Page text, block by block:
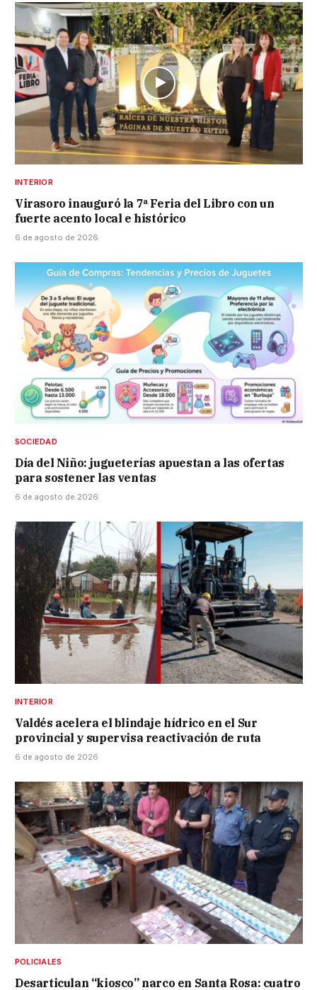
INTERIOR
Virasoro inauguró la 7ª Feria del Libro con un
fuerte acento local e histórico
6 de agosto de 2026
SOCIEDAD
Día del Niño: jugueterías apuestan a las ofertas
para sostener las ventas
6 de agosto de 2026
INTERIOR
Valdés acelera el blindaje hídrico en el Sur
provincial y supervisa reactivación de ruta
6 de agosto de 2026
POLICIALES
Desarticulan “kiosco” narco en Santa Rosa: cuatro